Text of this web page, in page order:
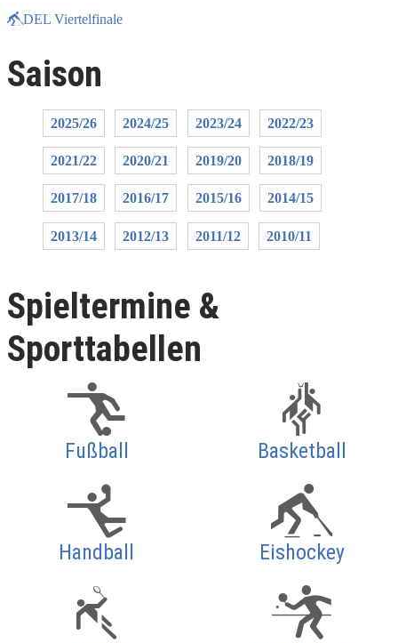
DEL Viertelfinale
Saison
2025/26 2024/25 2023/24 2022/23
2021/22 2020/21 2019/20 2018/19
2017/18 2016/17 2015/16 2014/15
2013/14 2012/13 2011/12 2010/11
Spieltermine &
Sporttabellen
Fußball Basketball
Handball Eishockey